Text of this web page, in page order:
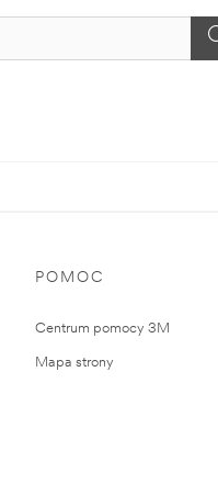
POMOC
Centrum pomocy 3M
Mapa strony